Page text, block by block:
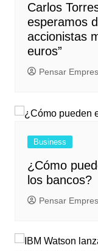
Carlos
esperamos
accionistas
euros”
Pensar
Business
¿Cómo
los bancos?
Pensar